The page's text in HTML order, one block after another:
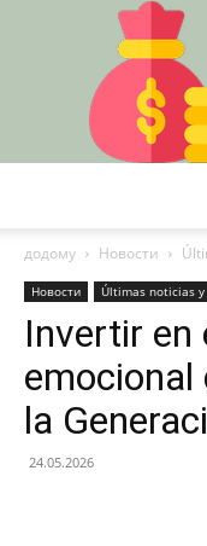
додому
Новости
Новости Últimas noticias
Invertir en
emocional
la
24.05.2026